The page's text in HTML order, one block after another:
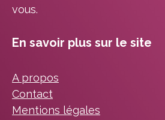
vous.
En savoir plus sur le site
A propos
Contact
Mentions légales